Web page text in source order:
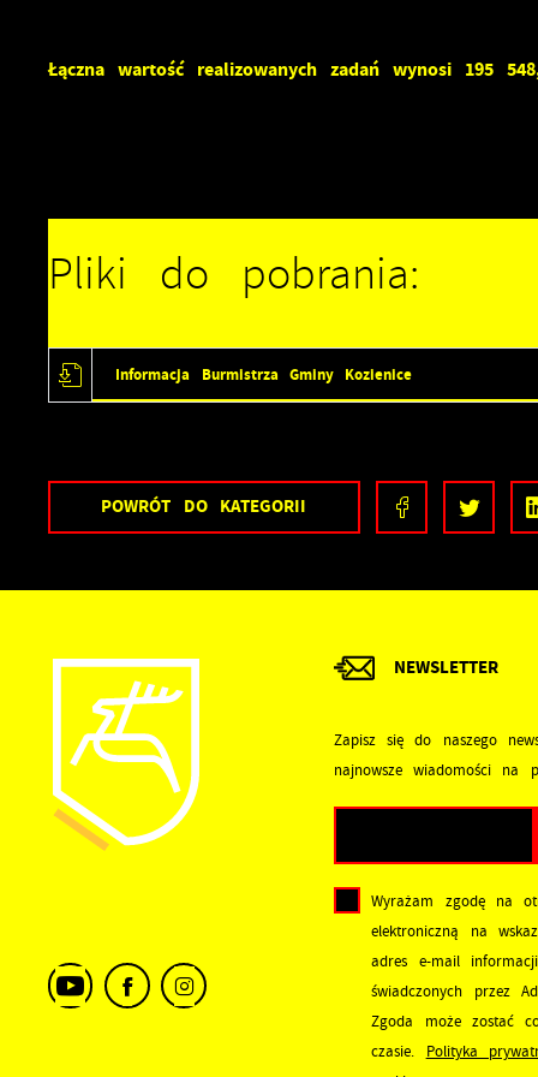
Łączna wartość realizowanych zadań wynosi 195
Pliki do pobrania:
Informacja Burmistrza Gminy Kozienice
POWRÓT DO KATEGORII
NEWSLETTER
Zapisz się do naszego
najnowsze wiadomości na
Wyrażam zgodę na
elektroniczną na
adres e-mail
świadczonych przez
Zgoda może zostać
czasie. Polityka